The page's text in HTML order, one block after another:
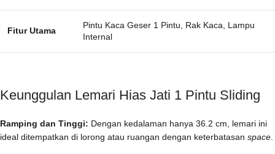
Fitur Utama
Pintu Kaca Geser 1 Pintu, Rak Kaca, Lampu
Internal
Keunggulan Lemari Hias Jati 1 Pintu Sliding
Ramping dan Tinggi: Dengan kedalaman hanya 36.2 cm, lemari ini
ideal ditempatkan di lorong atau ruangan dengan keterbatasan space